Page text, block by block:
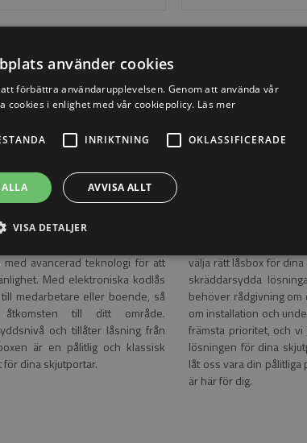
AB
att säkerställa rätt skydd och
och områden. Hos Easysteel
utformade för skjutportar, som
ökad säkerhet eller en pålitlig
för dig.
avancerad teknologi för att
Med elektroniska kodlås
medarbetare eller boende, så
till ditt område.
och tillåter låsning från
är en pålitlig och klassisk
dina skjutportar.
Hållbarhet och
Våra låsboxar till
pålitlighet i alla
låsboxar motstå tuffa
materialet och
problemfritt och
Vårt engagerade
välja rätt låsbox för
skräddarsydda
behöver rådgivning
om installation och
främsta prioritet, och
lösningen för dina
låt oss vara din
är här för dig.
använder cookies
förbättra användarupplevelsen. Genom att använda vår
cookies i enlighet med vår cookiepolicy. Läs mer
INRIKTNING OKLASSIFICERADE
ALLA AVVISA ALLT
VISA DETALJER